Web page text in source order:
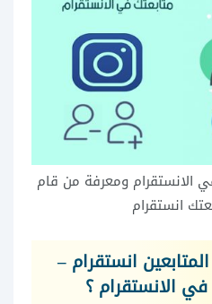
الانستقرام ومعرفة من قام
انستقرام
انستقرام –
الانستقرام ؟